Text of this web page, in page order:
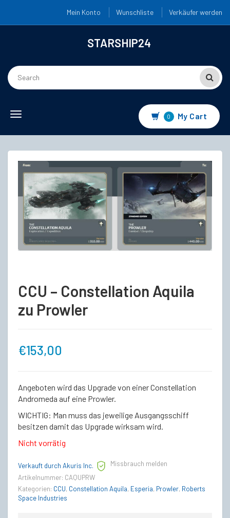
Mein Konto Wunschliste Verkäufer werden
STARSHIP24
Toggle
0 My Cart
CCU – Constellation Aquila
zu Prowler
€153,00
Angeboten wird das Upgrade von einer Constellation
Andromeda auf eine Prowler.
WICHTIG: Man muss das jeweilige Ausgangsschiff
besitzen damit das Upgrade wirksam wird.
Nicht vorrätig
Verkauft durch Akuris Inc.
Missbrauch melden
Artikelnummer: CAQUPRW
Kategorien: CCU, Constellation Aquila, Esperia, Prowler, Roberts
Space Industries